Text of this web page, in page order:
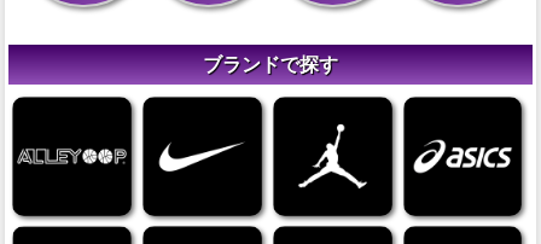
ブランドで探す